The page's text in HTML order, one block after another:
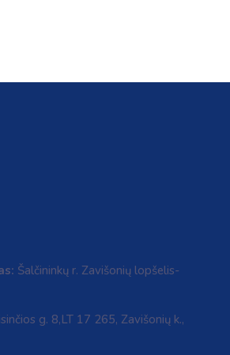
Šalčininkų r. Zavišonių lopšelis-
g. 8,LT 17 265, Zavišonių k.,